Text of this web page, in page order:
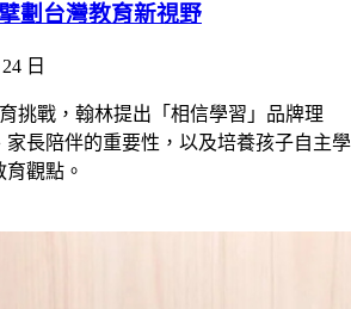
劃台灣教育新視野
日
挑戰，翰林提出「相信學習」品牌理
家長陪伴的重要性，以及培養孩子自主學
觀點。